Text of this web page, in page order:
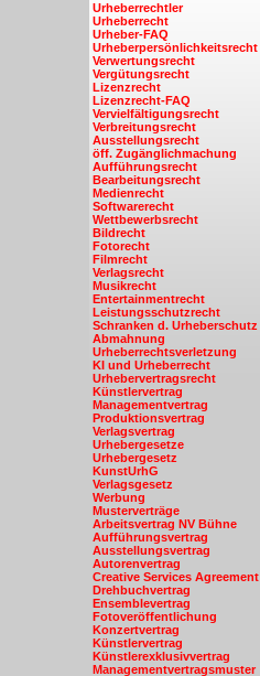
Urheberrechtler
Urheberrecht
Urheber-FAQ
Urheberpersönlichkeitsrecht
Verwertungsrecht
Vergütungsrecht
Lizenzrecht
Lizenzrecht-FAQ
Vervielfältigungsrecht
Verbreitungsrecht
Ausstellungsrecht
öff. Zugänglichmachung
Aufführungsrecht
Bearbeitungsrecht
Medienrecht
Softwarerecht
Wettbewerbsrecht
Bildrecht
Fotorecht
Filmrecht
Verlagsrecht
Musikrecht
Entertainmentrecht
Leistungsschutzrecht
Schranken d. Urheberschutz
Abmahnung
Urheberrechtsverletzung
KI und Urheberrecht
Urhebervertragsrecht
Künstlervertrag
Managementvertrag
Produktionsvertrag
Verlagsvertrag
Urhebergesetze
Urhebergesetz
KunstUrhG
Verlagsgesetz
Werbung
Musterverträge
Arbeitsvertrag NV Bühne
Aufführungsvertrag
Ausstellungsvertrag
Autorenvertrag
Creative Services Agreement
Drehbuchvertrag
Ensemblevertrag
Fotoveröffentlichung
Konzertvertrag
Künstlervertrag
Künstlerexklusivvertrag
Managementvertragsmuster